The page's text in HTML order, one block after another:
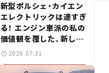
新型ポルシェ・カイエン
エレクトリックは速すぎ
る！ エンジン車派の私の
価値観を覆した、新しい
ポルシェの走り。
2026.07.31